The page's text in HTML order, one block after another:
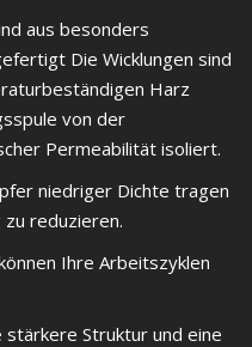
aus besonders
Die Wicklungen sind
Harz
von der
Permeabilität isoliert.
niedriger Dichte tragen
reduzieren.
Ihre Arbeitszyklen
stärkere Struktur und eine